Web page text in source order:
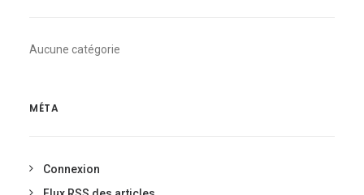
Aucune catégorie
MÉTA
Connexion